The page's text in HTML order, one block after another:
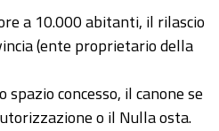
a 10.000 abitanti, il rilascio
(ente proprietario della
concesso, il canone se
o il Nulla osta.